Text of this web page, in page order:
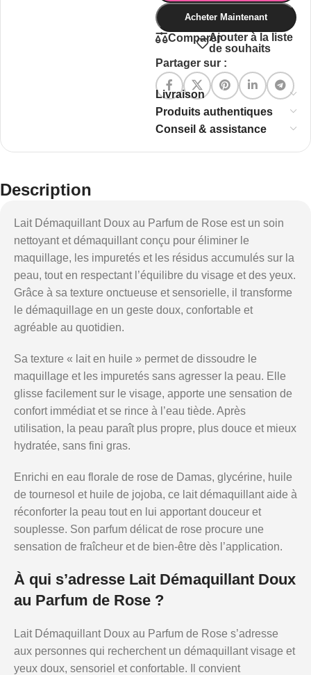
Acheter Maintenant
ComparerAjouter à la liste
de souhaits
Partager sur :
Livraison
Produits authentiques
Conseil & assistance
Description
Lait Démaquillant Doux au Parfum de Rose est un soin
nettoyant et démaquillant conçu pour éliminer le
maquillage, les impuretés et les résidus accumulés sur la
peau, tout en respectant l’équilibre du visage et des yeux.
Grâce à sa texture onctueuse et sensorielle, il transforme
le démaquillage en un geste doux, confortable et
agréable au quotidien.
Sa texture « lait en huile » permet de dissoudre le
maquillage et les impuretés sans agresser la peau. Elle
glisse facilement sur le visage, apporte une sensation de
confort immédiat et se rince à l’eau tiède. Après
utilisation, la peau paraît plus propre, plus douce et mieux
hydratée, sans fini gras.
Enrichi en eau florale de rose de Damas, glycérine, huile
de tournesol et huile de jojoba, ce lait démaquillant aide à
réconforter la peau tout en lui apportant douceur et
souplesse. Son parfum délicat de rose procure une
sensation de fraîcheur et de bien-être dès l’application.
À qui s’adresse Lait Démaquillant Doux
au Parfum de Rose ?
Lait Démaquillant Doux au Parfum de Rose s’adresse
aux personnes qui recherchent un démaquillant visage et
yeux doux, sensoriel et confortable. Il convient